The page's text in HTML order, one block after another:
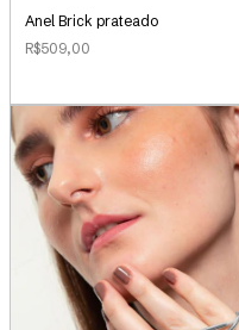
Anel Brick prateado
R$509,00